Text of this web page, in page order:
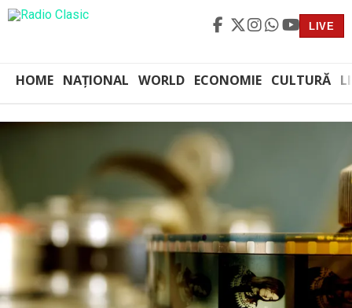
LIVE
HOME NAȚIONAL WORLD ECONOMIE CULTURĂ